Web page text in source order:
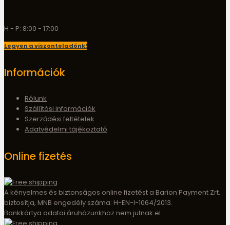
H - P: 8:00 - 17:00
Legyen a viszonteladónk!
Információk
Rólunk
Szállítási információk
Szerződési feltételek
Adatvédelmi tájékoztató
Online fizetés
A kényelmes és biztonságos online fizetést a Barion Payment Zrt.
biztosítja, MNB engedély száma: H-EN-I-1064/2013.
Bankkártya adatai áruházunkhoz nem jutnak el.